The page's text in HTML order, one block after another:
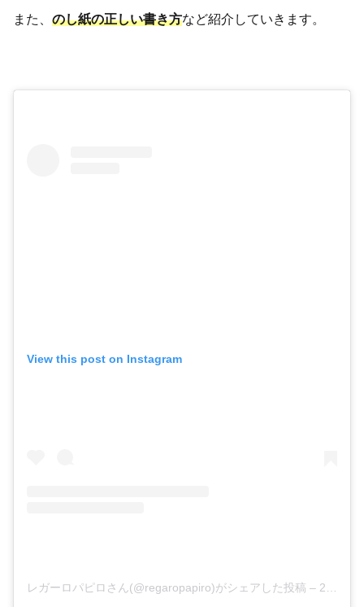
また、 のし紙の正しい書き方など紹介していきます。
View this post on Instagram
レガーロパピロさん(@regaropapiro)がシェアした投稿 – 2018年 8月月5日午後10時39分PDT